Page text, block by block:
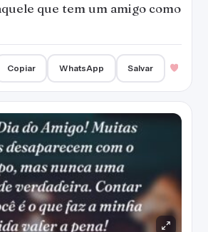
que tem um amigo como
Copiar WhatsApp Salvar